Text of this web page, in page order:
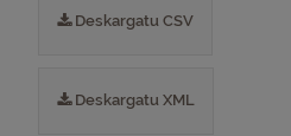
Deskargatu CSV
Deskargatu XML